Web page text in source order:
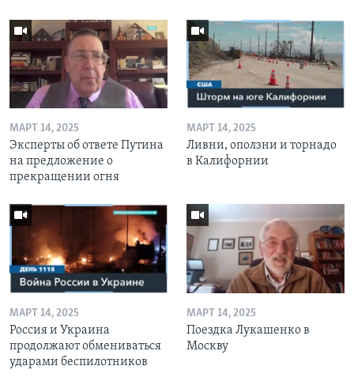
МАРТ 14, 2025
Эксперты об ответе Путина
на предложение о
прекращении огня
МАРТ 14, 2025
Ливни, оползни и торнадо
в Калифорнии
МАРТ 14, 2025
Россия и Украина
продолжают обмениваться
ударами беспилотников
МАРТ 14, 2025
Поездка Лукашенко в
Москву